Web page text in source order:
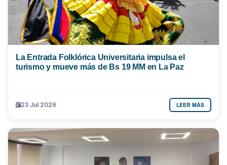
La Entrada Folklórica Universitaria impulsa el
turismo y mueve más de Bs 19 MM en La Paz
23 Jul 2026 LEER MÁS